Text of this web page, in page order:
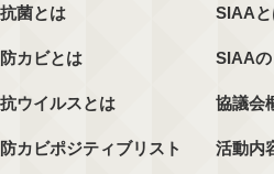
抗菌とは
防カビとは
抗ウイルスとは
防カビポジティブリスト
SIAA
SIAAの
協議会
活動内